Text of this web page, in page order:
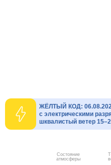
ЖЁЛТЫЙ КОД:
с электрическими
шквалистый ветер
Состояние
атмосферы